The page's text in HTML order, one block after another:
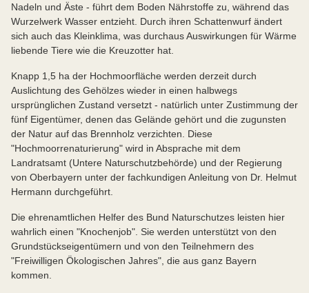
Nadeln und Äste - führt dem Boden Nährstoffe zu, während das
Wurzelwerk Wasser entzieht. Durch ihren Schattenwurf ändert
sich auch das Kleinklima, was durchaus Auswirkungen für Wärme
liebende Tiere wie die Kreuzotter hat.
Knapp 1,5 ha der Hochmoorfläche werden derzeit durch
Auslichtung des Gehölzes wieder in einen halbwegs
ursprünglichen Zustand versetzt - natürlich unter Zustimmung der
fünf Eigentümer, denen das Gelände gehört und die zugunsten
der Natur auf das Brennholz verzichten. Diese
"Hochmoorrenaturierung" wird in Absprache mit dem
Landratsamt (Untere Naturschutzbehörde) und der Regierung
von Oberbayern unter der fachkundigen Anleitung von Dr. Helmut
Hermann durchgeführt.
Die ehrenamtlichen Helfer des Bund Naturschutzes leisten hier
wahrlich einen "Knochenjob". Sie werden unterstützt von den
Grundstückseigentümern und von den Teilnehmern des
"Freiwilligen Ökologischen Jahres", die aus ganz Bayern
kommen.